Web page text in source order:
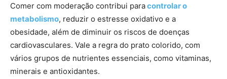
Comer com moderação contribui paracontrolar o
metabolismo, reduzir o estresse oxidativo e a
obesidade, além de diminuir os riscos de doenças
cardiovasculares. Vale a regra do prato colorido, com
vários grupos de nutrientes essenciais, como vitaminas,
minerais e antioxidantes.